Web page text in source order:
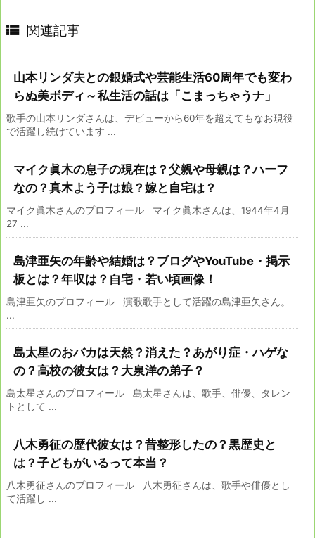
 関連記事
山本リンダ夫との銀婚式や芸能生活60周年でも変わ
らぬ美ボディ～私生活の話は「こまっちゃうナ」
歌手の山本リンダさんは、デビューから60年を超えてもなお現役
で活躍し続けています ...
マイク眞木の息子の現在は？父親や母親は？ハーフ
なの？真木よう子は娘？嫁と自宅は？
マイク眞木さんのプロフィール マイク眞木さんは、1944年4月
27 ...
島津亜矢の年齢や結婚は？ブログやYouTube・掲示
板とは？年収は？自宅・若い頃画像！
島津亜矢のプロフィール 演歌歌手として活躍の島津亜矢さん。
...
島太星のおバカは天然？消えた？あがり症・ハゲな
の？高校の彼女は？大泉洋の弟子？
島太星さんのプロフィール 島太星さんは、歌手、俳優、タレン
トとして ...
八木勇征の歴代彼女は？昔整形したの？黒歴史と
は？子どもがいるって本当？
八木勇征さんのプロフィール 八木勇征さんは、歌手や俳優とし
て活躍し ...